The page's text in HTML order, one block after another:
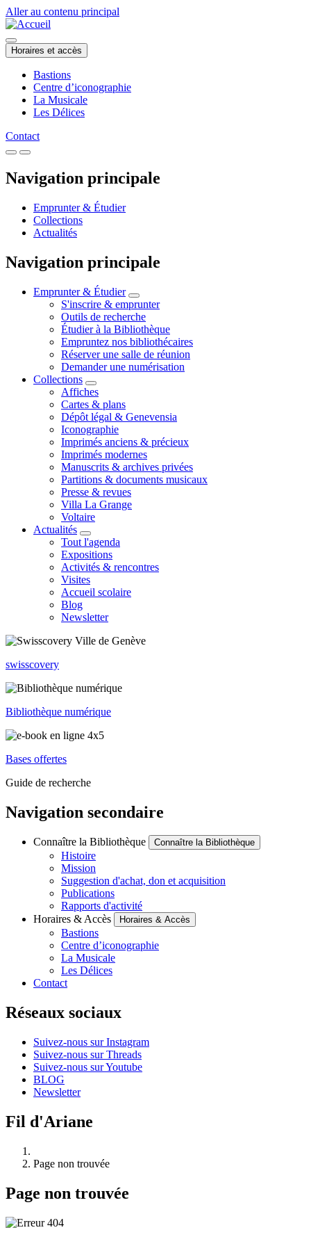
Aller au contenu principal
Horaires et accès
Bastions
Centre d’iconographie
La Musicale
Les Délices
Contact
Navigation principale
Emprunter & Étudier
Collections
Actualités
Navigation principale
Emprunter & Étudier
S'inscrire & emprunter
Outils de recherche
Étudier à la Bibliothèque
Empruntez nos bibliothécaires
Réserver une salle de réunion
Demander une numérisation
Collections
Affiches
Cartes & plans
Dépôt légal & Genevensia
Iconographie
Imprimés anciens & précieux
Imprimés modernes
Manuscrits & archives privées
Partitions & documents musicaux
Presse & revues
Villa La Grange
Voltaire
Actualités
Tout l'agenda
Expositions
Activités & rencontres
Visites
Accueil scolaire
Blog
Newsletter
swisscovery
Bibliothèque numérique
Bases offertes
Guide de recherche
Navigation secondaire
Connaître la Bibliothèque Connaître la Bibliothèque
Histoire
Mission
Suggestion d'achat, don et acquisition
Publications
Rapports d'activité
Horaires & Accès
Horaires & Accès
Bastions
Centre d’iconographie
La Musicale
Les Délices
Contact
Réseaux sociaux
Suivez-nous sur Instagram
Suivez-nous sur Threads
Suivez-nous sur Youtube
BLOG
Newsletter
Fil d'Ariane
Page non trouvée
Page non trouvée